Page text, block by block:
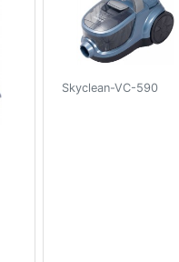
Skyclean-VC-590